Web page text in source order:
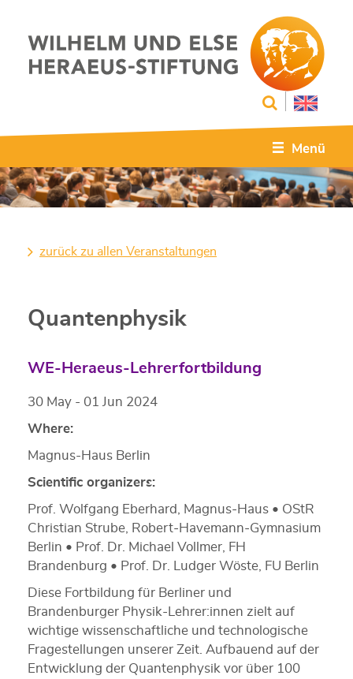
Menü
zurück zu allen Veranstaltungen
Quantenphysik
WE-Heraeus-Lehrerfortbildung
30 May - 01 Jun 2024
Where:
Magnus-Haus Berlin
Scientific organizers:
Prof. Wolfgang Eberhard, Magnus‐Haus • OStR
Christian Strube, Robert‐Havemann‐Gymnasium
Berlin • Prof. Dr. Michael Vollmer, FH
Brandenburg • Prof. Dr. Ludger Wöste, FU Berlin
Diese Fortbildung für Berliner und
Brandenburger Physik-Lehrer:innen zielt auf
wichtige wissenschaftliche und technologische
Fragestellungen unserer Zeit. Aufbauend auf der
Entwicklung der Quantenphysik vor über 100